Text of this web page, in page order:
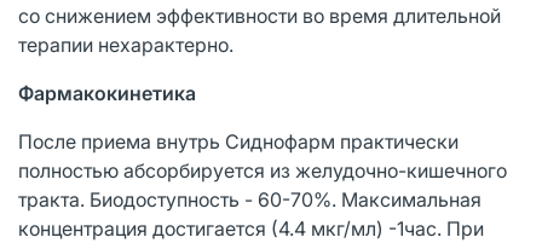
со снижением эффективности во время длительной
терапии нехарактерно.
Фармакокинетика
После приема внутрь Сиднофарм практически
полностью абсорбируется из желудочно-кишечного
тракта. Биодоступность - 60-70%. Максимальная
концентрация достигается (4.4 мкг/мл) -1час. При